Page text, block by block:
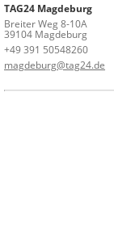
TAG24 Magdeburg
Breiter Weg 8-10A
39104 Magdeburg
+49 391 50548260
magdeburg@tag24.de